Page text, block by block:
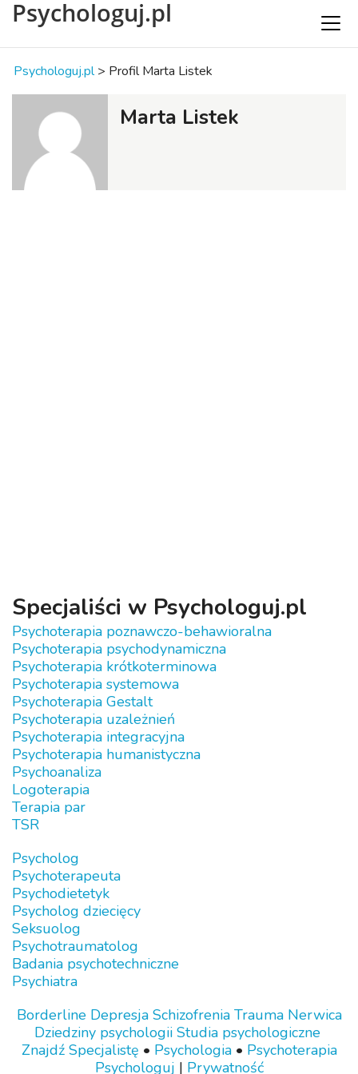
Psychologuj.pl
Psychologuj.pl > Profil Marta Listek
Marta Listek
Specjaliści w Psychologuj.pl
Psychoterapia poznawczo-behawioralna
Psychoterapia psychodynamiczna
Psychoterapia krótkoterminowa
Psychoterapia systemowa
Psychoterapia Gestalt
Psychoterapia uzależnień
Psychoterapia integracyjna
Psychoterapia humanistyczna
Psychoanaliza
Logoterapia
Terapia par
TSR
Psycholog
Psychoterapeuta
Psychodietetyk
Psycholog dziecięcy
Seksuolog
Psychotraumatolog
Badania psychotechniczne
Psychiatra
Borderline Depresja Schizofrenia Trauma Nerwica
Dziedziny psychologii Studia psychologiczne
Znajdź Specjalistę • Psychologia• Psychoterapia
Psychologuj | Prywatność